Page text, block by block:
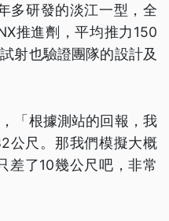
多研發的淡江一型，全
推進劑，平均推力150
射也驗證團隊的設計及
「根據測站的回報，我
公尺。那我們模擬大概
差了10幾公尺吧，非常